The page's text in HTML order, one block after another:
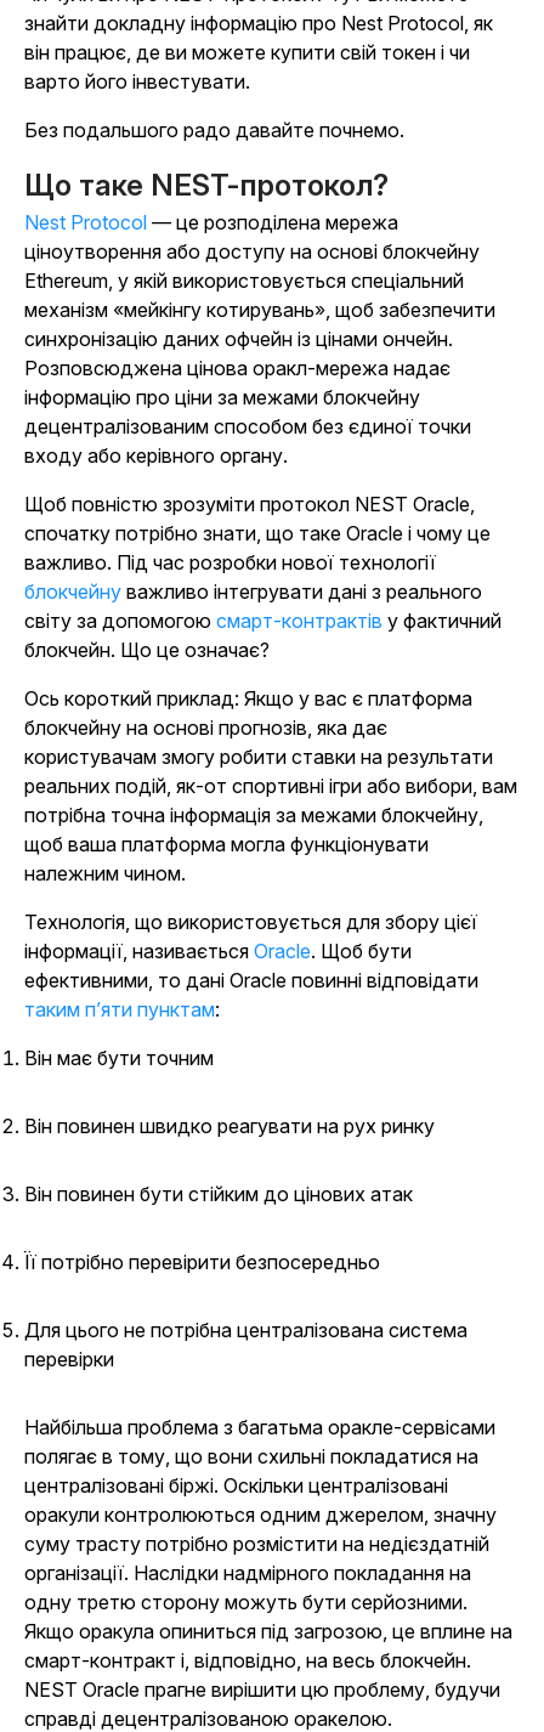
знайти докладну інформацію про Nest Protocol, як
він працює, де ви можете купити свій токен і чи
варто його інвестувати.
Без подальшого радо давайте почнемо.
Що таке NEST-протокол?
Nest Protocol — це розподілена мережа
ціноутворення або доступу на основі блокчейну
Ethereum, у якій використовується спеціальний
механізм «мейкінгу котирувань», щоб забезпечити
синхронізацію даних офчейн із цінами ончейн.
Розповсюджена цінова оракл-мережа надає
інформацію про ціни за межами блокчейну
децентралізованим способом без єдиної точки
входу або керівного органу.
Щоб повністю зрозуміти протокол NEST Oracle,
спочатку потрібно знати, що таке Oracle і чому це
важливо. Під час розробки нової технології
блокчейну важливо інтегрувати дані з реального
світу за допомогою смарт-контрактів у фактичний
блокчейн. Що це означає?
Ось короткий приклад: Якщо у вас є платформа
блокчейну на основі прогнозів, яка дає
користувачам змогу робити ставки на результати
реальних подій, як-от спортивні ігри або вибори, вам
потрібна точна інформація за межами блокчейну,
щоб ваша платформа могла функціонувати
належним чином.
Технологія, що використовується для збору цієї
інформації, називається Oracle. Щоб бути
ефективними, то дані Oracle повинні відповідати
таким п’яти пунктам:
Він має бути точним
Він повинен швидко реагувати на рух ринку
Він повинен бути стійким до цінових атак
Її потрібно перевірити безпосередньо
Для цього не потрібна централізована система
перевірки
Найбільша проблема з багатьма оракле-сервісами
полягає в тому, що вони схильні покладатися на
централізовані біржі. Оскільки централізовані
оракули контролюються одним джерелом, значну
суму трасту потрібно розмістити на недієздатній
організації. Наслідки надмірного покладання на
одну третю сторону можуть бути серйозними.
Якщо оракула опиниться під загрозою, це вплине на
смарт-контракт і, відповідно, на весь блокчейн.
NEST Oracle прагне вирішити цю проблему, будучи
справді децентралізованою оракелою.